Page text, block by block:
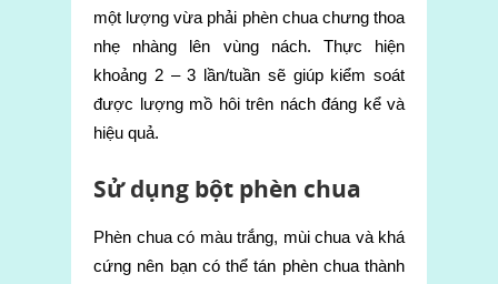
một lượng vừa phải phèn chua chưng thoa
nhẹ nhàng lên vùng nách. Thực hiện
khoảng 2 – 3 lần/tuần sẽ giúp kiểm soát
được lượng mồ hôi trên nách đáng kể và
hiệu quả.
Sử dụng bột phèn chua
Phèn chua có màu trắng, mùi chua và khá
cứng nên bạn có thể tán phèn chua thành